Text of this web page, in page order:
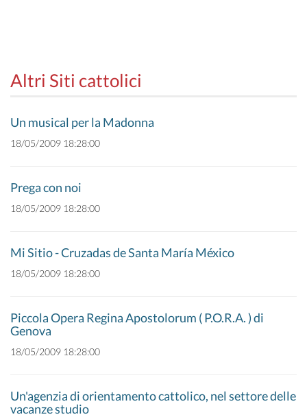
Altri Siti cattolici
Un musical per la Madonna
18/05/2009 18:28:00
Prega con noi
18/05/2009 18:28:00
Mi Sitio - Cruzadas de Santa María México
18/05/2009 18:28:00
Piccola Opera Regina Apostolorum ( P.O.R.A. ) di
Genova
18/05/2009 18:28:00
Un'agenzia di orientamento cattolico, nel settore delle
vacanze studio